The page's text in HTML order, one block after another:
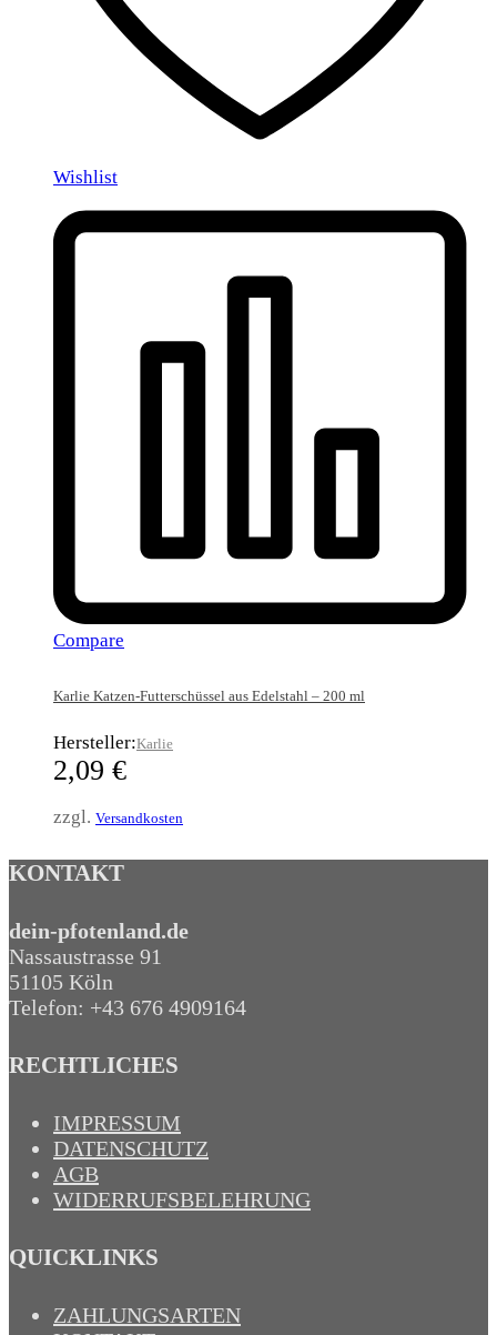
Wishlist
Compare
Karlie Katzen-Futterschüssel aus Edelstahl – 200 ml
Hersteller:Karlie
2,09 €
zzgl. Versandkosten
KONTAKT
dein-pfotenland.de
Nassaustrasse 91
51105 Köln
Telefon: +43 676 4909164‬
RECHTLICHES
IMPRESSUM
DATENSCHUTZ
AGB
WIDERRUFSBELEHRUNG
QUICKLINKS
ZAHLUNGSARTEN